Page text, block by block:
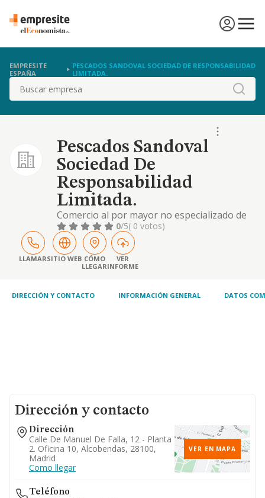
EMPRESITE
ESPAÑA
PESCADOS SANDOVAL SOCIEDAD DE RESPONSABILIDAD
LIMITADA.
Buscar
Pescados Sandoval
Sociedad De
Responsabilidad
Limitada.
Comercio al por mayor no especializado de
productos alimenticios, bebidas y tabaco.
0/5( 0 votos)
LLAMARSITIO WEB CÓMO
LLEGAR
VER
INFORME
DIRECCIÓN Y CONTACTO INFORMACIÓN GENERAL DATOS
Dirección y contacto
Dirección
Calle De Manuel De Falla, 12 - Planta
2. Oficina 10, Alcobendas, 28100,
Madrid
Como llegar
VER EN MAPA
Teléfono